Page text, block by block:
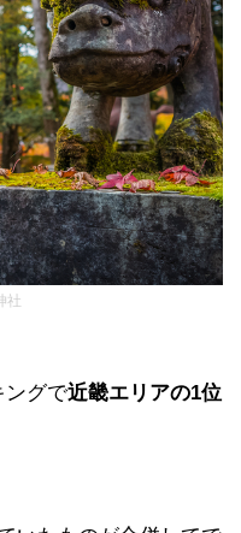
社
ングで近畿エリアの1位